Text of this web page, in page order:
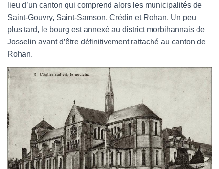
lieu d’un canton qui comprend alors les municipalités de
Saint-Gouvry, Saint-Samson, Crédin et Rohan. Un peu
plus tard, le bourg est annexé au district morbihannais de
Josselin avant d’être définitivement rattaché au canton de
Rohan.